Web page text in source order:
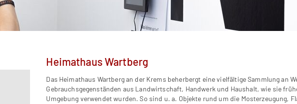
Heimathaus Wartberg
Das Heimathaus Wartberg an der Krems beherbergt eine vielfältige Sammlung an
Gebrauchsgegenständen aus Landwirtschaft, Handwerk und Haushalt, wie sie
Umgebung verwendet wurden. So sind u. a. Objekte rund um die Mosterzeugung,